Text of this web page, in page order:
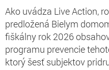
Ako uvádza Live Action,
predložená Bielym
fiškálny rok 2026
programu prevencie
ktorý šesť subjektov